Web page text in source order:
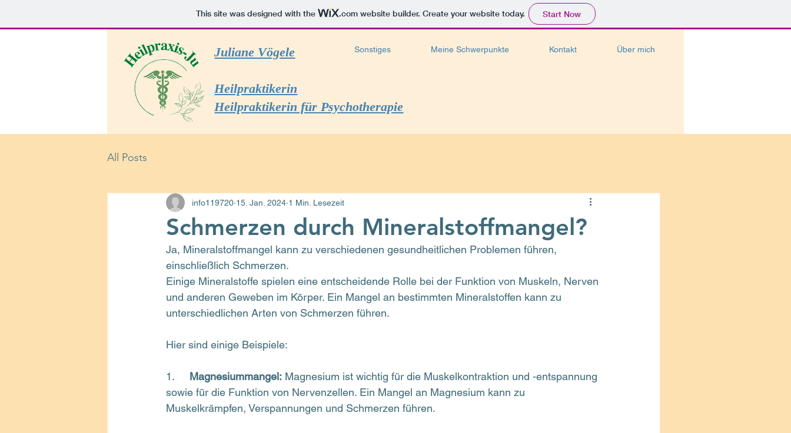
This site was designed with the .comwebsite builder. Create your website today. Start Now
Juliane Vögele
Heilpraktikerin
Heilpraktikerin für Psychotherapie
Sonstiges Meine Schwerpunkte Kontakt Über mich
All Posts
Schmerzen durch Mineralstoffmangel?
info119720 15. Jan. 2024 1 Min. Lesezeit
Ja, Mineralstoffmangel kann zu verschiedenen gesundheitlichen Problemen führen,
einschließlich Schmerzen.
Einige Mineralstoffe spielen eine entscheidende Rolle bei der Funktion von Muskeln, Nerven
und anderen Geweben im Körper. Ein Mangel an bestimmten Mineralstoffen kann zu
unterschiedlichen Arten von Schmerzen führen.
Hier sind einige Beispiele:
1. Magnesiummangel: Magnesium ist wichtig für die Muskelkontraktion und -entspannung
sowie für die Funktion von Nervenzellen. Ein Mangel an Magnesium kann zu
Muskelkrämpfen, Verspannungen und Schmerzen führen.